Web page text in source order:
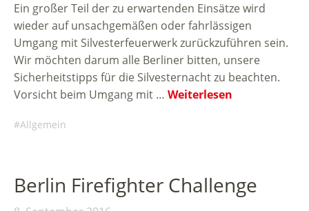
Ein großer Teil der zu erwartenden Einsätze wird
wieder auf unsachgemäßen oder fahrlässigen
Umgang mit Silvesterfeuerwerk zurückzuführen sein.
Wir möchten darum alle Berliner bitten, unsere
Sicherheitstipps für die Silvesternacht zu beachten.
Vorsicht beim Umgang mit … Weiterlesen
Allgemein
Berlin Firefighter Challenge